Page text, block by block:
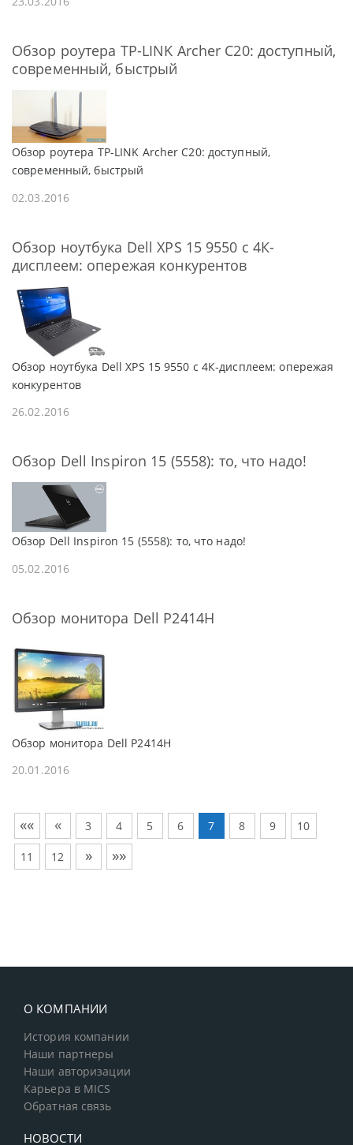
Обзор роутера TP-LINK Archer C20: доступный,
современный, быстрый
Обзор роутера TP-LINK Archer C20: доступный,
современный, быстрый
02.03.2016
Обзор ноутбука Dell XPS 15 9550 с 4К-
дисплеем: опережая конкурентов
Обзор ноутбука Dell XPS 15 9550 с 4К-дисплеем: опережая
конкурентов
26.02.2016
Обзор Dell Inspiron 15 (5558): то, что надо!
Обзор Dell Inspiron 15 (5558): то, что надо!
05.02.2016
Обзор монитора Dell P2414H
Обзор монитора Dell P2414H
20.01.2016
«« « 3 4 5 6 7 8 9 10
11 12 » »»
О КОМПАНИИ
История компании
Наши партнеры
Наши авторизации
Карьера в MICS
Обратная связь
НОВОСТИ